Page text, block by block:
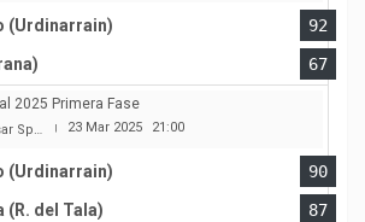
(Urdinarrain)
92
67
2025 Primera Fase
| 23 Mar 2025 21:00
(Urdinarrain)
90
(R. del Tala)
87